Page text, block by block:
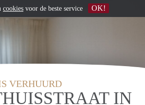
VERHUURD
IN
cookies voor de beste service OK!